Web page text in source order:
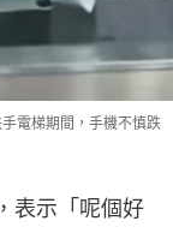
電梯期間，手機不慎跌
，表示「呢個好